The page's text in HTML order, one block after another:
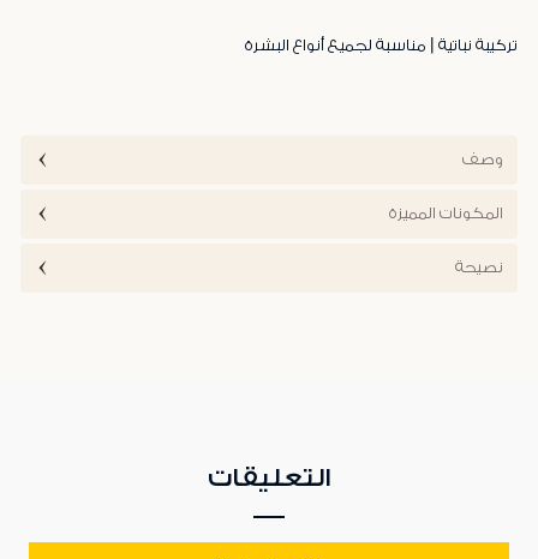
تركيبة نباتية | مناسبة لجميع أنواع البشرة
وصف
المكونات المميزة
نصيحة
التعليقات